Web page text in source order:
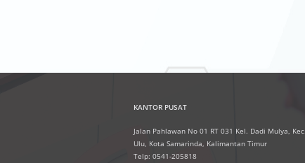
KANTOR PUSAT
Jalan Pahlawan No 01 RT 031 Kel. Dadi Mulya,
Ulu, Kota Samarinda, Kalimantan Timur
Telp: 0541-205818